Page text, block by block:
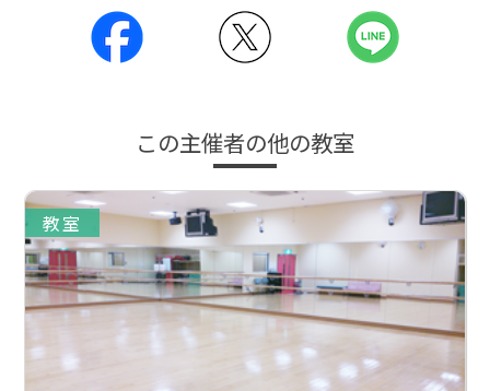
この主催者の他の教室
教室